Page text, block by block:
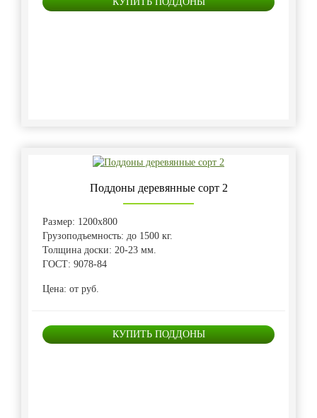
Поддоны деревянные сорт 2
Размер: 1200х800
Грузоподъемность: до 1500 кг.
Толщина доски: 20-23 мм.
ГОСТ: 9078-84
Цена: от руб.
КУПИТЬ ПОДДОНЫ